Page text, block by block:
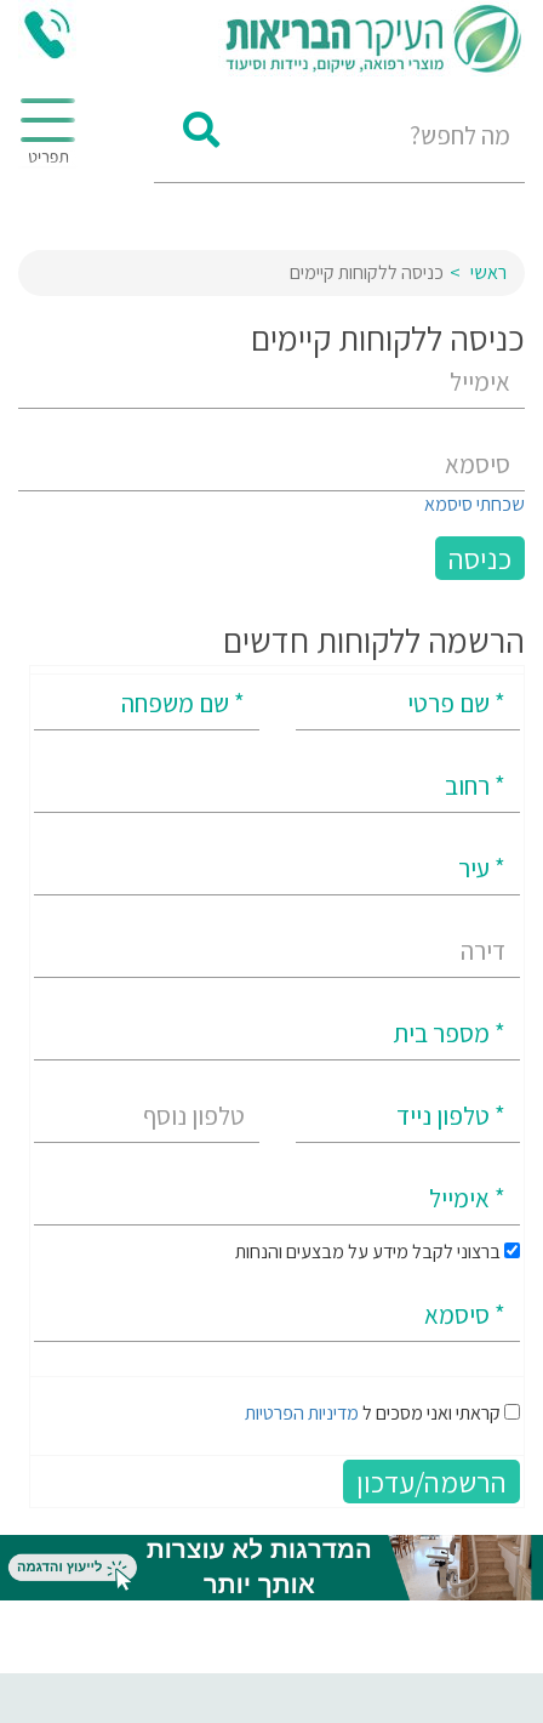
ראשי כניסה ללקוחות קיימים
כניסה ללקוחות קיימים
שכחתי סיסמא
הרשמה ללקוחות חדשים
ברצוני לקבל מידע על מבצעים והנחות
קראתי ואני מסכים למדיניות הפרטיות